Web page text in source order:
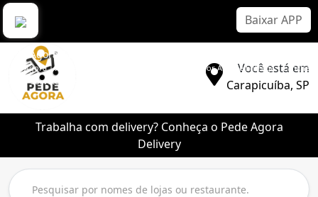
Pede Agora Delivery
Pede Agora | Aplicativo Delivery Sem Comissão | Melhor App de Entrega | Lanche |
Pizza | Sorvete | Bebidas
Baixar APP
Você está em
Carapicuíba, SP
Trabalha com delivery? Conheça o Pede Agora
Delivery